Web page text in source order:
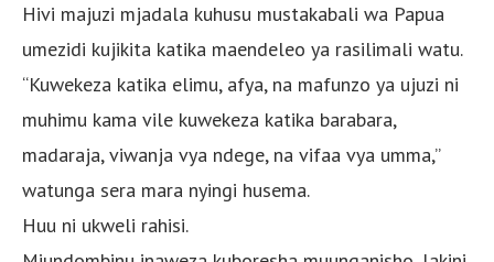
Hivi majuzi mjadala kuhusu mustakabali wa Papua
umezidi kujikita katika maendeleo ya rasilimali watu.
“Kuwekeza katika elimu, afya, na mafunzo ya ujuzi ni
muhimu kama vile kuwekeza katika barabara,
madaraja, viwanja vya ndege, na vifaa vya umma,”
watunga sera mara nyingi husema.
Huu ni ukweli rahisi.